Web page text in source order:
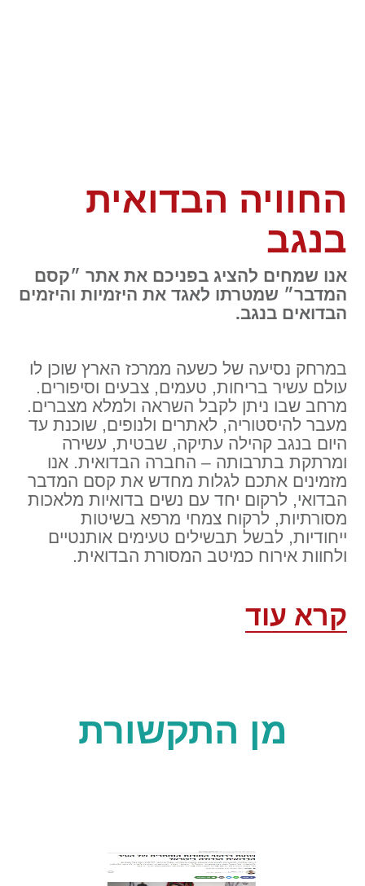
החוויה הבדואית
בנגב
אנו שמחים להציג בפניכם את אתר ״קסם
המדבר״ שמטרתו לאגד את היזמיות והיזמים
הבדואים בנגב.
במרחק נסיעה של כשעה ממרכז הארץ שוכן לו
עולם עשיר בריחות, טעמים, צבעים וסיפורים.
מרחב שבו ניתן לקבל השראה ולמלא מצברים.
מעבר להיסטוריה, לאתרים ולנופים, שוכנת עד
היום בנגב קהילה עתיקה, שבטית, עשירה
ומרתקת בתרבותה – החברה הבדואית. אנו
מזמינים אתכם לגלות מחדש את קסם המדבר
הבדואי, לרקום יחד עם נשים בדואיות מלאכות
מסורתיות, לרקוח צמחי מרפא בשיטות
ייחודיות, לבשל תבשילים טעימים אותנטיים
ולחוות אירוח כמיטב המסורת הבדואית.
קרא עוד
מן התקשורת